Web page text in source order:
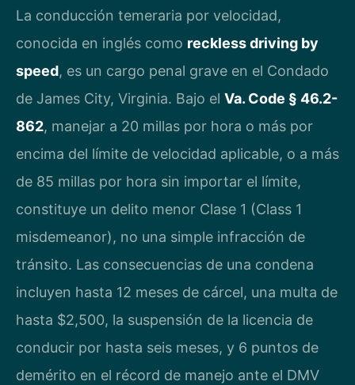
La conducción temeraria por velocidad,
conocida en inglés como reckless driving by
speed, es un cargo penal grave en el Condado
de James City, Virginia. Bajo el Va. Code § 46.2-
862, manejar a 20 millas por hora o más por
encima del límite de velocidad aplicable, o a más
de 85 millas por hora sin importar el límite,
constituye un delito menor Clase 1 (Class 1
misdemeanor), no una simple infracción de
tránsito. Las consecuencias de una condena
incluyen hasta 12 meses de cárcel, una multa de
hasta $2,500, la suspensión de la licencia de
conducir por hasta seis meses, y 6 puntos de
demérito en el récord de manejo ante el DMV